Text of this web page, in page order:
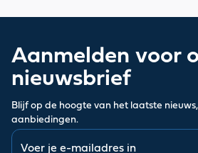
Aanmelden voor
nieuwsbrief
Blijf op de hoogte van het laatste
aanbiedingen.